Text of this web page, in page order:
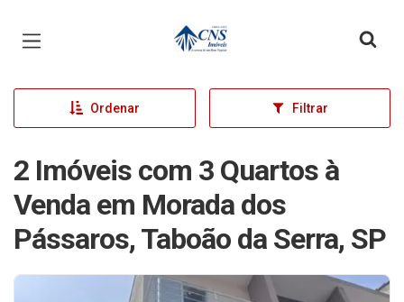
Página inicial
Ordenar Filtrar
2 Imóveis com 3 Quartos à
Venda em Morada dos
Pássaros, Taboão da Serra, SP